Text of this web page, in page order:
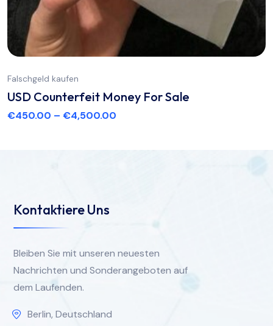
Falschgeld kaufen
USD Counterfeit Money For Sale
€450.00 – €4,500.00
Kontaktiere Uns
Bleiben Sie mit unseren neuesten
Nachrichten und Sonderangeboten auf
dem Laufenden.
Berlin, Deutschland